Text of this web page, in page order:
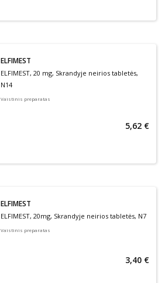
ELFIMEST
ELFIMEST, 20 mg, Skrandyje neirios tabletės,
N14
Vaistinis preparatas
5,62 €
ELFIMEST
ELFIMEST, 20mg, Skrandyje neirios tabletės, N7
Vaistinis preparatas
3,40 €